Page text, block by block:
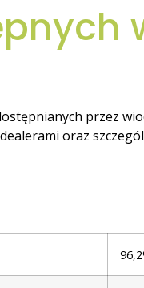
przez
oraz